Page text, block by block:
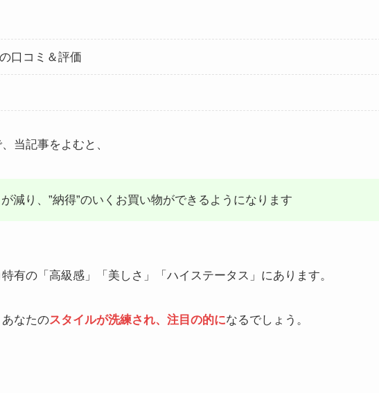
口コミ＆評価
当記事をよむと、
減り、”納得”のいくお買い物ができるようになります
有の「高級感」「美しさ」「ハイステータス」にあります。
なたのスタイルが洗練され、注目の的になるでしょう。